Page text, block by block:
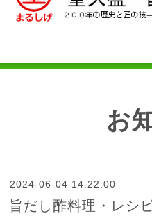
お
2024-06-04 14:22:00
旨だし酢料理・レシ